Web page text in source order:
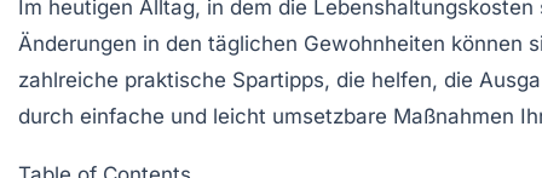
Im heutigen Alltag, in dem die Lebenshaltungskosten
Änderungen in den täglichen Gewohnheiten können
zahlreiche praktische Spartipps, die helfen, die
durch einfache und leicht umsetzbare Maßnahmen